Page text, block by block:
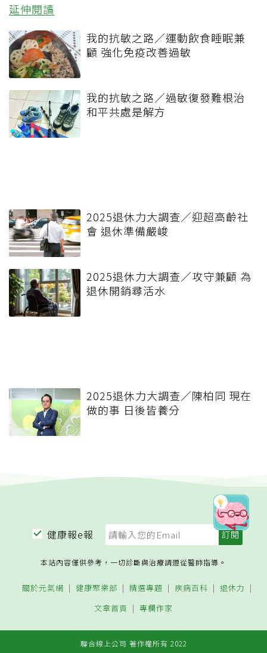
延伸閱讀
我的抗敏之路／運動飲食睡眠兼
顧 強化免疫改善過敏
我的抗敏之路／過敏復發難根治
和平共處是解方
2025退休力大調查／迎超高齡社
會 退休準備嚴峻
2025退休力大調查／攻守兼顧 為
退休開銷尋活水
2025退休力大調查／陳柏同 現在
做的事 日後皆養分
健康報e報
本站內容僅供參考，一切診斷與治療請遵從醫師指導。
關於元氣網 健康聚樂部 精選專題 疾病百科
退休力
文章首頁
專欄作家
聯合線上公司 著作權所有 2022